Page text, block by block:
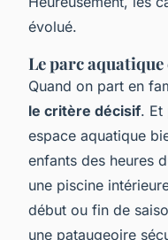
évolué.
Le parc aquatique
Quand on part en
le critère décisif. Et
espace aquatique
enfants des heures
une piscine
début ou fin de
une pataugeoire